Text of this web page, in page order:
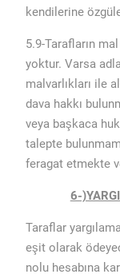
kendilerine
5.9-Tarafların
yoktur. Varsa
malvarlıkları ile
dava hakkı
veya başkaca
talepte
feragat etmekte
6-
Taraflar
eşit olarak
nolu hesabına